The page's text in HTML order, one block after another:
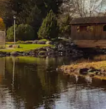
de las flechas hacia